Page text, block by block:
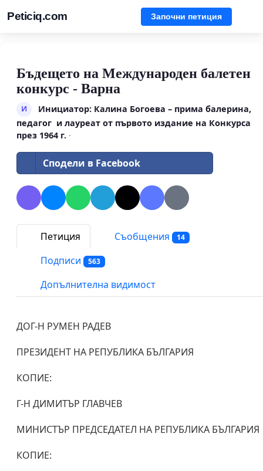
Peticiq.com Започни петиция
Бъдещето на Международен балетен
конкурс - Варна
И
Инициатор: Калина Богоева – прима балерина,
педагог и лауреат от първото издание на Конкурса
през 1964 г. ·
Сподели в Facebook
Петиция Съобщения 14
Подписи 563
Допълнителна видимост
ДОГ-Н РУМЕН РАДЕВ
ПРЕЗИДЕНТ НА РЕПУБЛИКА БЪЛГАРИЯ
КОПИЕ:
Г-Н ДИМИТЪР ГЛАВЧЕВ
МИНИСТЪР ПРЕДСЕДАТЕЛ НА РЕПУБЛИКА БЪЛГАРИЯ
КОПИЕ: